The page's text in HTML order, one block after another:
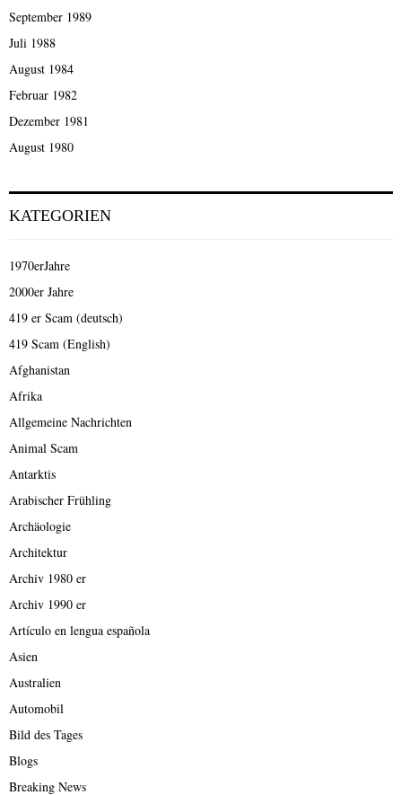
September 1989
Juli 1988
August 1984
Februar 1982
Dezember 1981
August 1980
KATEGORIEN
1970erJahre
2000er Jahre
419 er Scam (deutsch)
419 Scam (English)
Afghanistan
Afrika
Allgemeine Nachrichten
Animal Scam
Antarktis
Arabischer Frühling
Archäologie
Architektur
Archiv 1980 er
Archiv 1990 er
Artículo en lengua española
Asien
Australien
Automobil
Bild des Tages
Blogs
Breaking News